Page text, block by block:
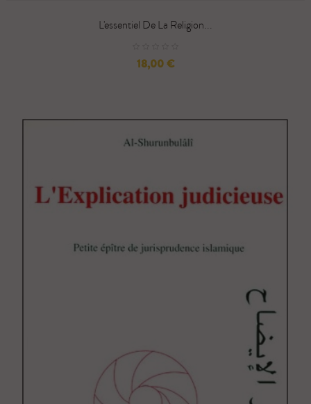
L'essentiel De La Religion...
Prix
18,00 €